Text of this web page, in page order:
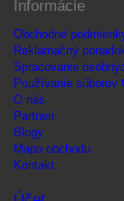
Informácie
Obchodné
Reklamačný
Spracovanie
Používanie súborov
O nás
Partneri
Blogy
Mapa obchodu
Kontakt